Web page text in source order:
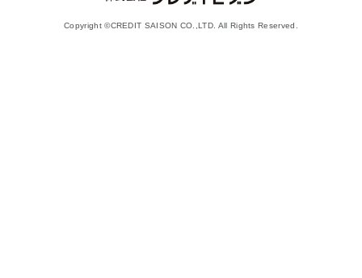
Copyright ©CREDIT SAISON CO.,LTD. All Rights Reserved.